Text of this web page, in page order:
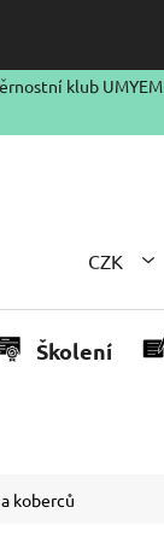
klub UMYEM
CZK
Školení
koberců